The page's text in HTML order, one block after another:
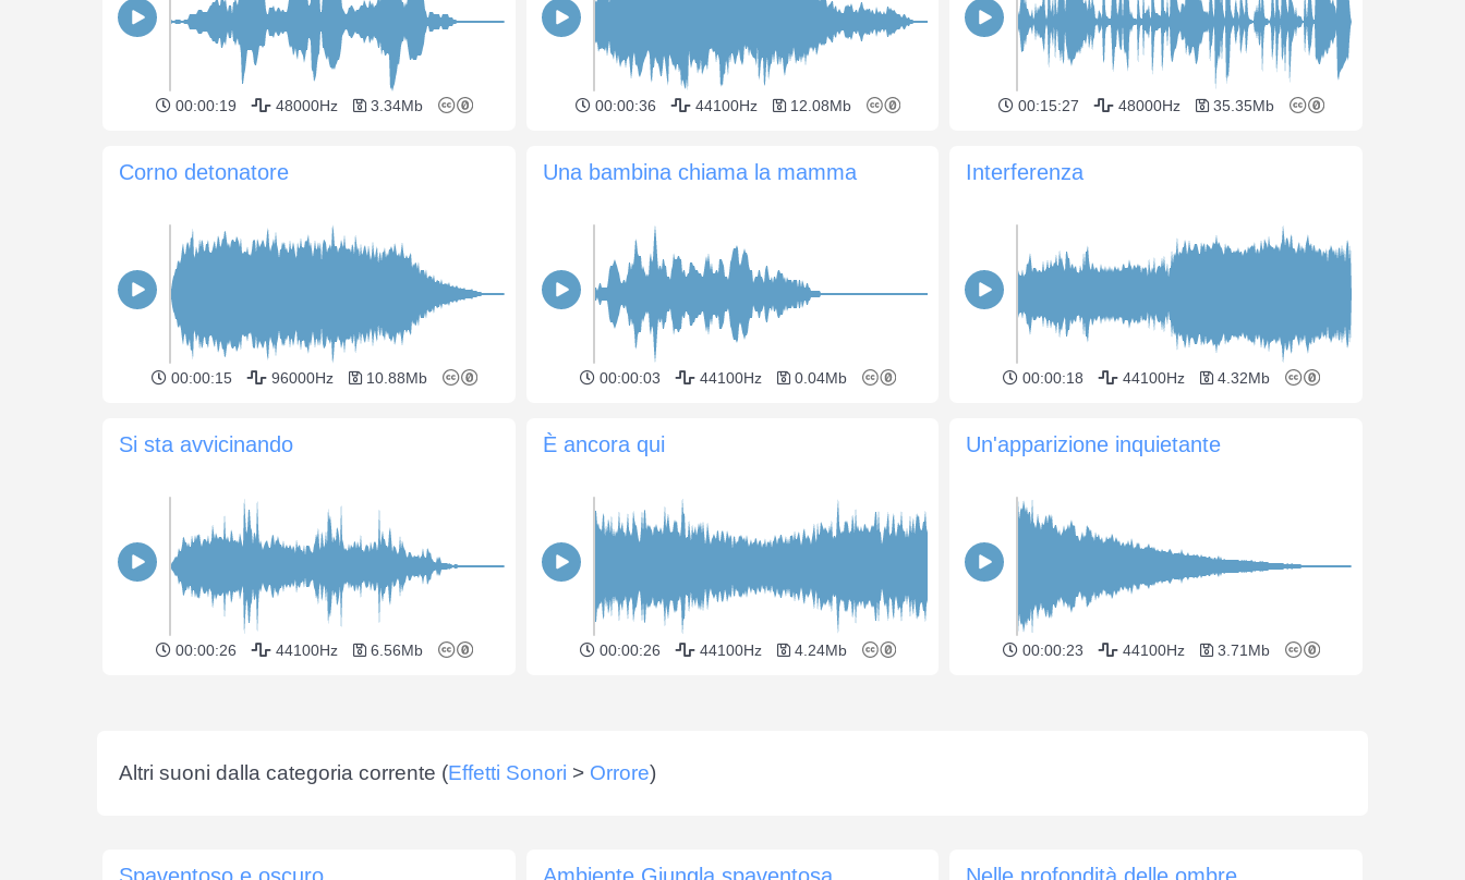
00:00:19 48000Hz 3.34Mb 00:00:36 44100Hz 12.08Mb 00:15:27 48000Hz 35.35Mb
Corno detonatore
00:00:15 96000Hz 10.88Mb
Una bambina chiama la mamma
00:00:03 44100Hz 0.04Mb
Interferenza
00:00:18 44100Hz 4.32Mb
Si sta avvicinando
00:00:26 44100Hz 6.56Mb
È ancora qui
00:00:26 44100Hz 4.24Mb
Un'apparizione inquietante
00:00:23 44100Hz 3.71Mb
Altri suoni dalla categoria corrente (Effetti Sonori > Orrore)